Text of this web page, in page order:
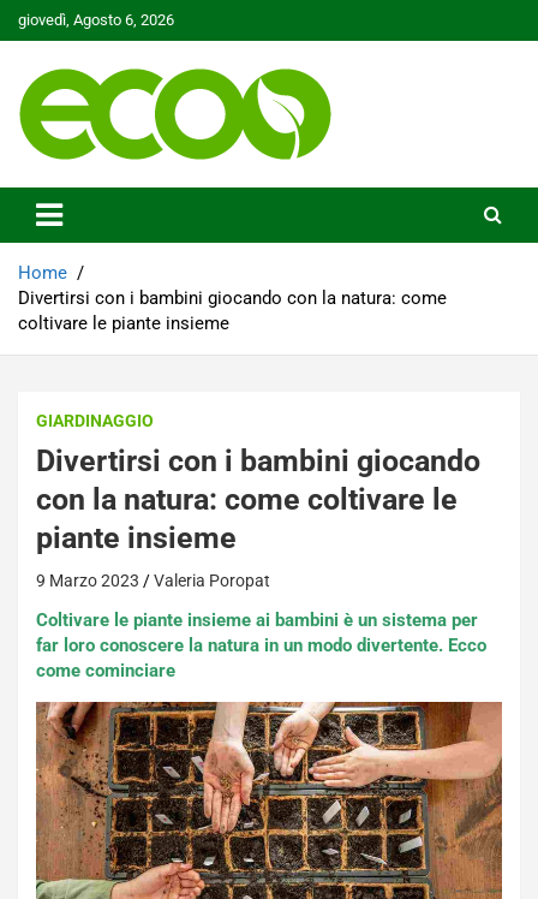
Skip
to
giovedì, Agosto 6, 2026
Ecoo.it
Home
Divertirsi con i bambini giocando con la natura: come
coltivare le piante insieme
GIARDINAGGIO
Divertirsi con i bambini giocando
con la natura: come coltivare le
piante insieme
9 Marzo 2023 Valeria Poropat
Coltivare le piante insieme ai bambini è un sistema per
far loro conoscere la natura in un modo divertente. Ecco
come cominciare